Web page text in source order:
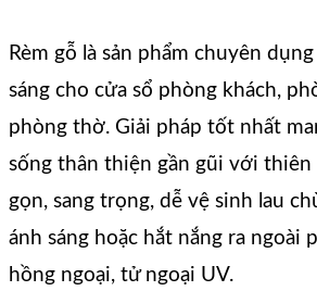
Rèm gỗ là sản phẩm chuyên
sáng cho cửa sổ phòng khách,
phòng thờ. Giải pháp tốt nhất
sống thân thiện gần gũi với
gọn, sang trọng, dễ vệ sinh lau
ánh sáng hoặc hắt nắng ra ngoài
hồng ngoại, tử ngoại UV.